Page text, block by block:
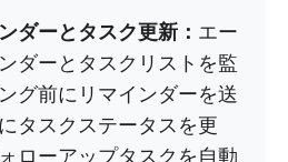
ダーとタスク更新： エー
ダーとタスクリストを監
グ前にリマインダーを送
タスクステータスを更
ローアップタスクを自動